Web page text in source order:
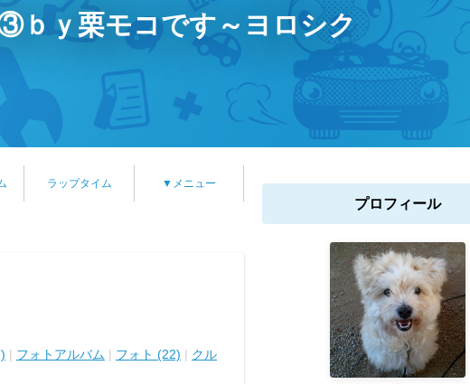
ｂｙ栗モコです～ヨロシク
ラップタイム ▼メニュー
| フォトアルバム | フォト (22) | クル
プロフィール